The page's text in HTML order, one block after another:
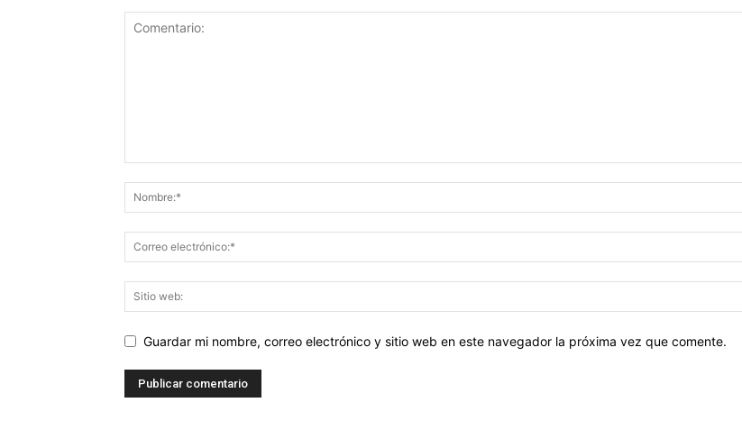
Guardar mi nombre, correo electrónico y sitio web en este navegador la próxima vez que comente.